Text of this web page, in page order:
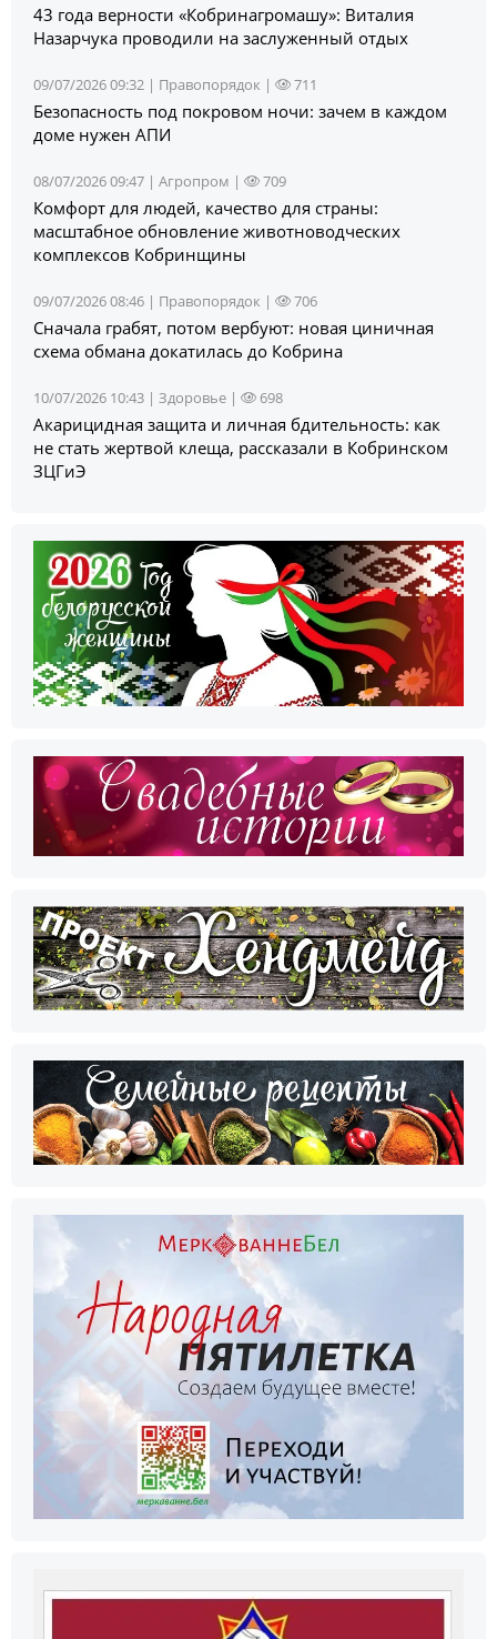
43 года верности «Кобринагромашу»: Виталия
Назарчука проводили на заслуженный отдых
09/07/2026 09:32 | Правопорядок | 711
Безопасность под покровом ночи: зачем в каждом
доме нужен АПИ
08/07/2026 09:47 | Агропром | 709
Комфорт для людей, качество для страны:
масштабное обновление животноводческих
комплексов Кобринщины
09/07/2026 08:46 | Правопорядок | 706
Сначала грабят, потом вербуют: новая циничная
схема обмана докатилась до Кобрина
10/07/2026 10:43 | Здоровье | 698
Акарицидная защита и личная бдительность: как
не стать жертвой клеща, рассказали в Кобринском
ЗЦГиЭ